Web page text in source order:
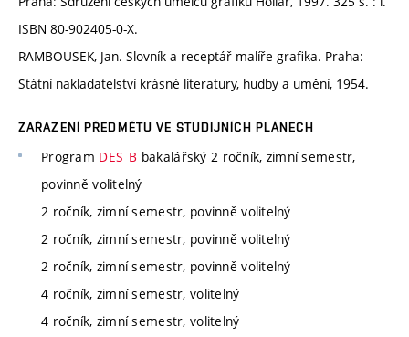
ISBN 80-902405-0-X.
RAMBOUSEK, Jan. Slovník a receptář malíře-grafika. Praha:
Státní nakladatelství krásné literatury, hudby a umění, 1954.
ZAŘAZENÍ PŘEDMĚTU VE STUDIJNÍCH PLÁNECH
Program DES_B bakalářský 2 ročník, zimní semestr,
povinně volitelný
2 ročník, zimní semestr, povinně volitelný
2 ročník, zimní semestr, povinně volitelný
2 ročník, zimní semestr, povinně volitelný
4 ročník, zimní semestr, volitelný
4 ročník, zimní semestr, volitelný